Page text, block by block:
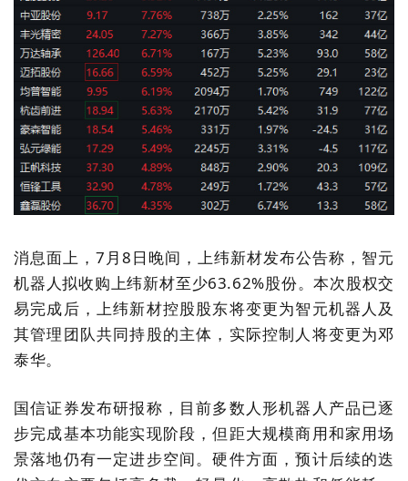
消息面上，7月8日晚间，上纬新材发布公告称，智元
机器人拟收购上纬新材至少63.62%股份。本次股权交
易完成后，上纬新材控股股东将变更为智元机器人及
其管理团队共同持股的主体，实际控制人将变更为邓
泰华。
国信证券发布研报称，目前多数人形机器人产品已逐
步完成基本功能实现阶段，但距大规模商用和家用场
景落地仍有一定进步空间。硬件方面，预计后续的迭